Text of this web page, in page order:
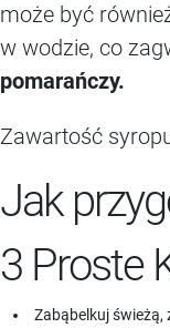
może być
w wodzie, co
pomarańczy.
Zawartość
Jak
3 Proste
Zabąbelkuj świeżą,